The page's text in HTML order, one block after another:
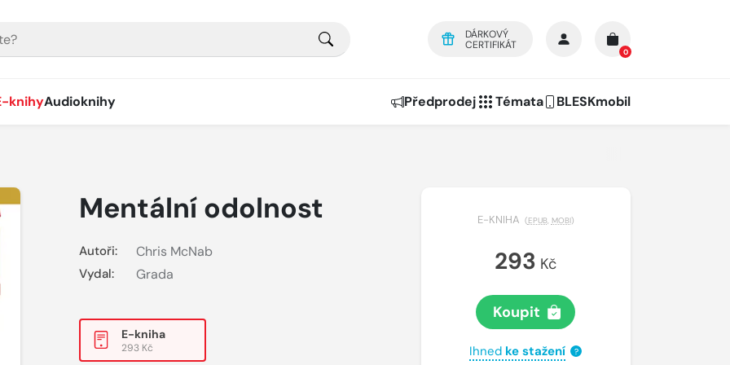
DÁRKOVÝ
CERTIFIKÁT
0
knihyAudioknihy Předprodej Témata BLESKmobil
Mentální odolnost
Autoři: Chris McNab
Vydal: Grada
E-kniha
293 Kč
E-KNIHA (EPUB, MOBI)
293 Kč
Koupit
Ihned ke stažení ?